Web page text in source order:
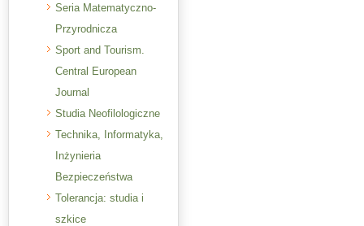
Seria Matematyczno-
Przyrodnicza
Sport and Tourism.
Central European
Journal
Studia Neofilologiczne
Technika, Informatyka,
Inżynieria
Bezpieczeństwa
Tolerancja: studia i
szkice